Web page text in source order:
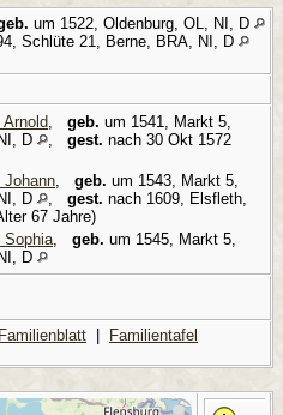
um 1522, Oldenburg, OL, NI, D
Schlüte 21, Berne, BRA, NI, D
geb. um 1541, Markt 5,
D
gest. nach 30 Okt 1572
geb. um 1543, Markt 5,
D
gest. nach 1609, Elsfleth,
67 Jahre)
Sophia geb. um 1545, Markt 5,
D
Familienblatt Familientafel